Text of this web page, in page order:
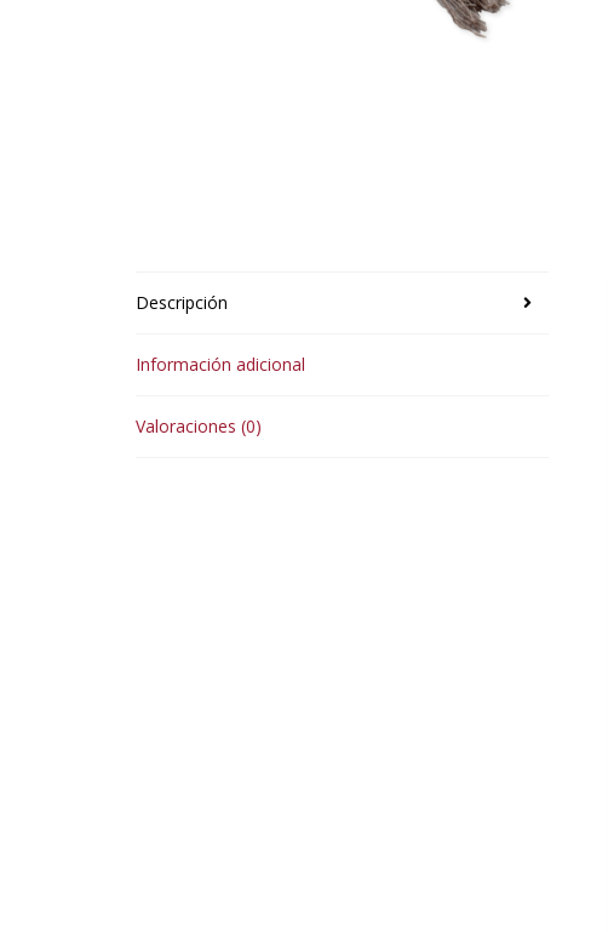
Descripción
Información adicional
Valoraciones (0)